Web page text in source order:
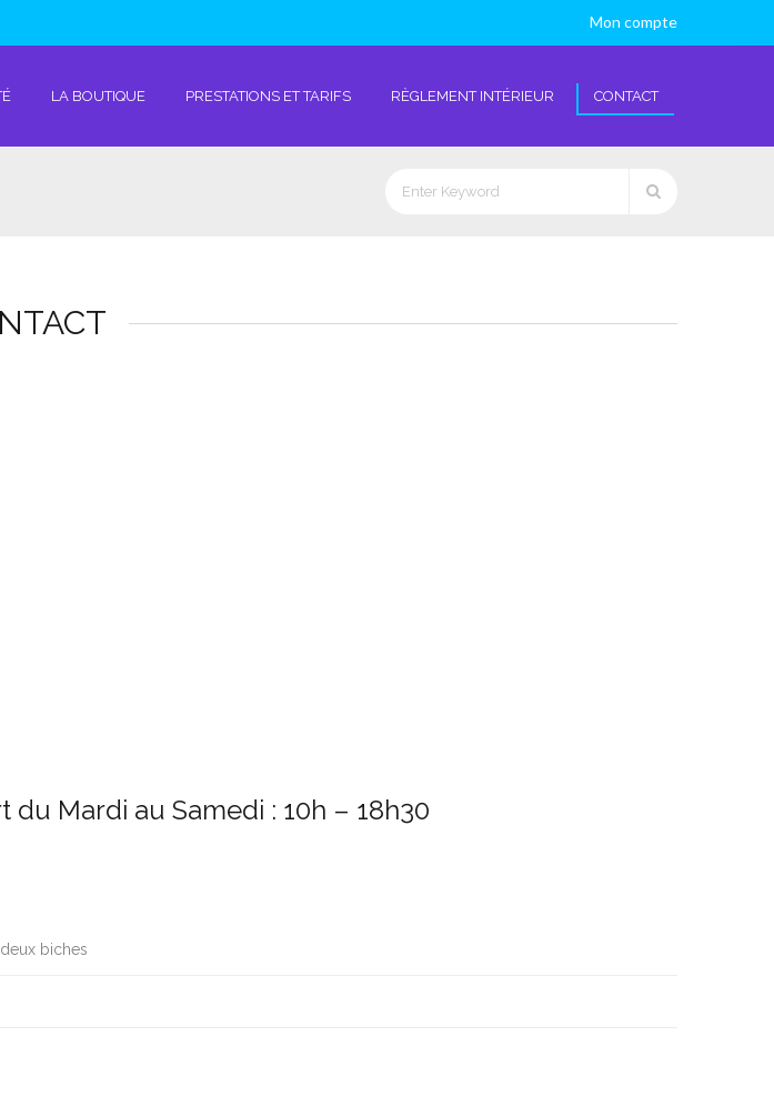
Mon compte
LA BOUTIQUE PRESTATIONS ET TARIFS RÈGLEMENT INTÉRIEUR CONTACT
du Mardi au Samedi : 10h – 18h30
biches